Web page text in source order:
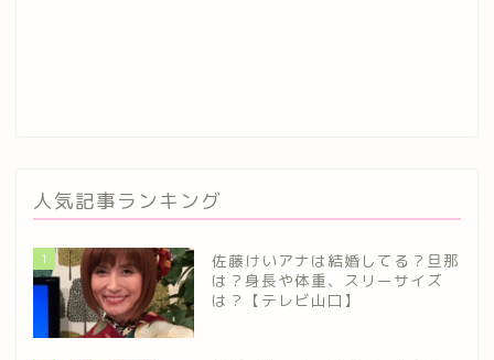
人気記事ランキング
1
佐藤けいアナは結婚してる？旦那
は？身長や体重、スリーサイズ
は？【テレビ山口】